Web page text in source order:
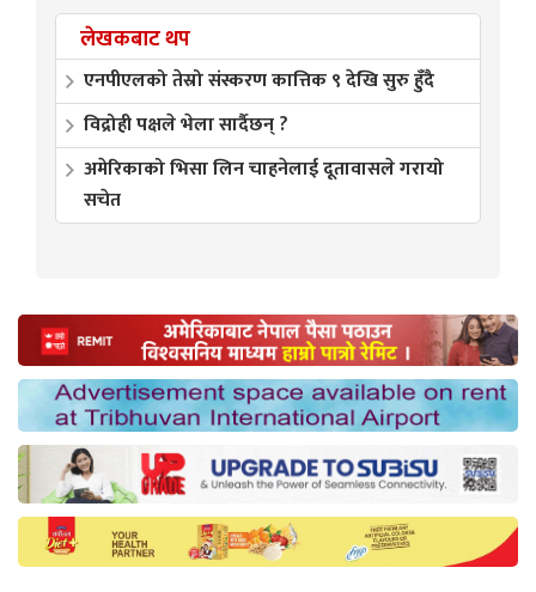
लेखकबाट थप
एनपीएलको तेस्रो संस्करण कात्तिक ९ देखि सुरु हुँदै
विद्रोही पक्षले भेला सार्दैछन् ?
अमेरिकाको भिसा लिन चाहनेलाई दूतावासले गरायो
सचेत